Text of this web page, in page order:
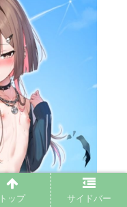
トップ サイドバー